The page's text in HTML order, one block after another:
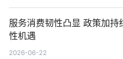
服务消费韧性凸显 政策加持
性机遇
2026-06-22